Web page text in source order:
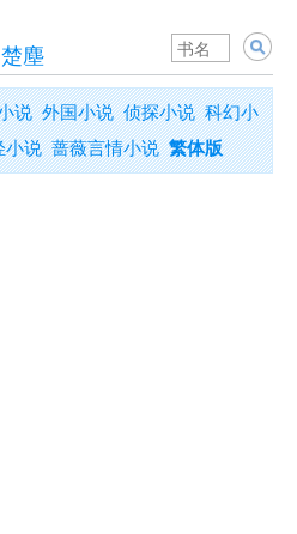
楚塵
说 外国小说 侦探小说 科幻小
小说 蔷薇言情小说 繁体版